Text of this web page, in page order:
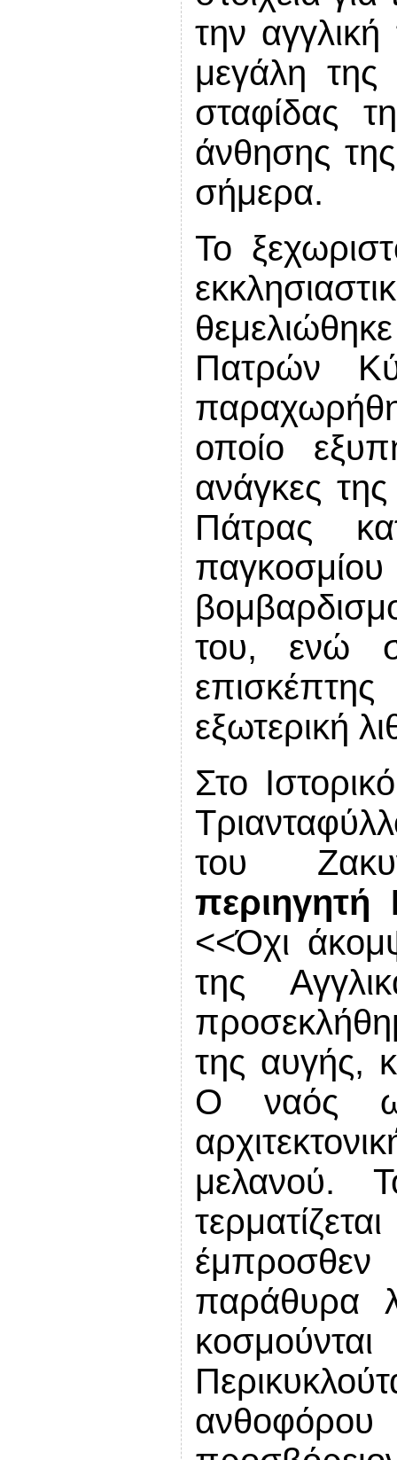
την
μεγάλη της
σταφίδας
άνθησης
σήμερα.
Το
Πατρών
οποίο
ανάγκες της
Πάτρας
του, ενώ
εξωτερική
Στο
του
<<Όχι
της
της αυγής,
Ο ναός
μελανού.
έμπροσθεν
παράθυρα